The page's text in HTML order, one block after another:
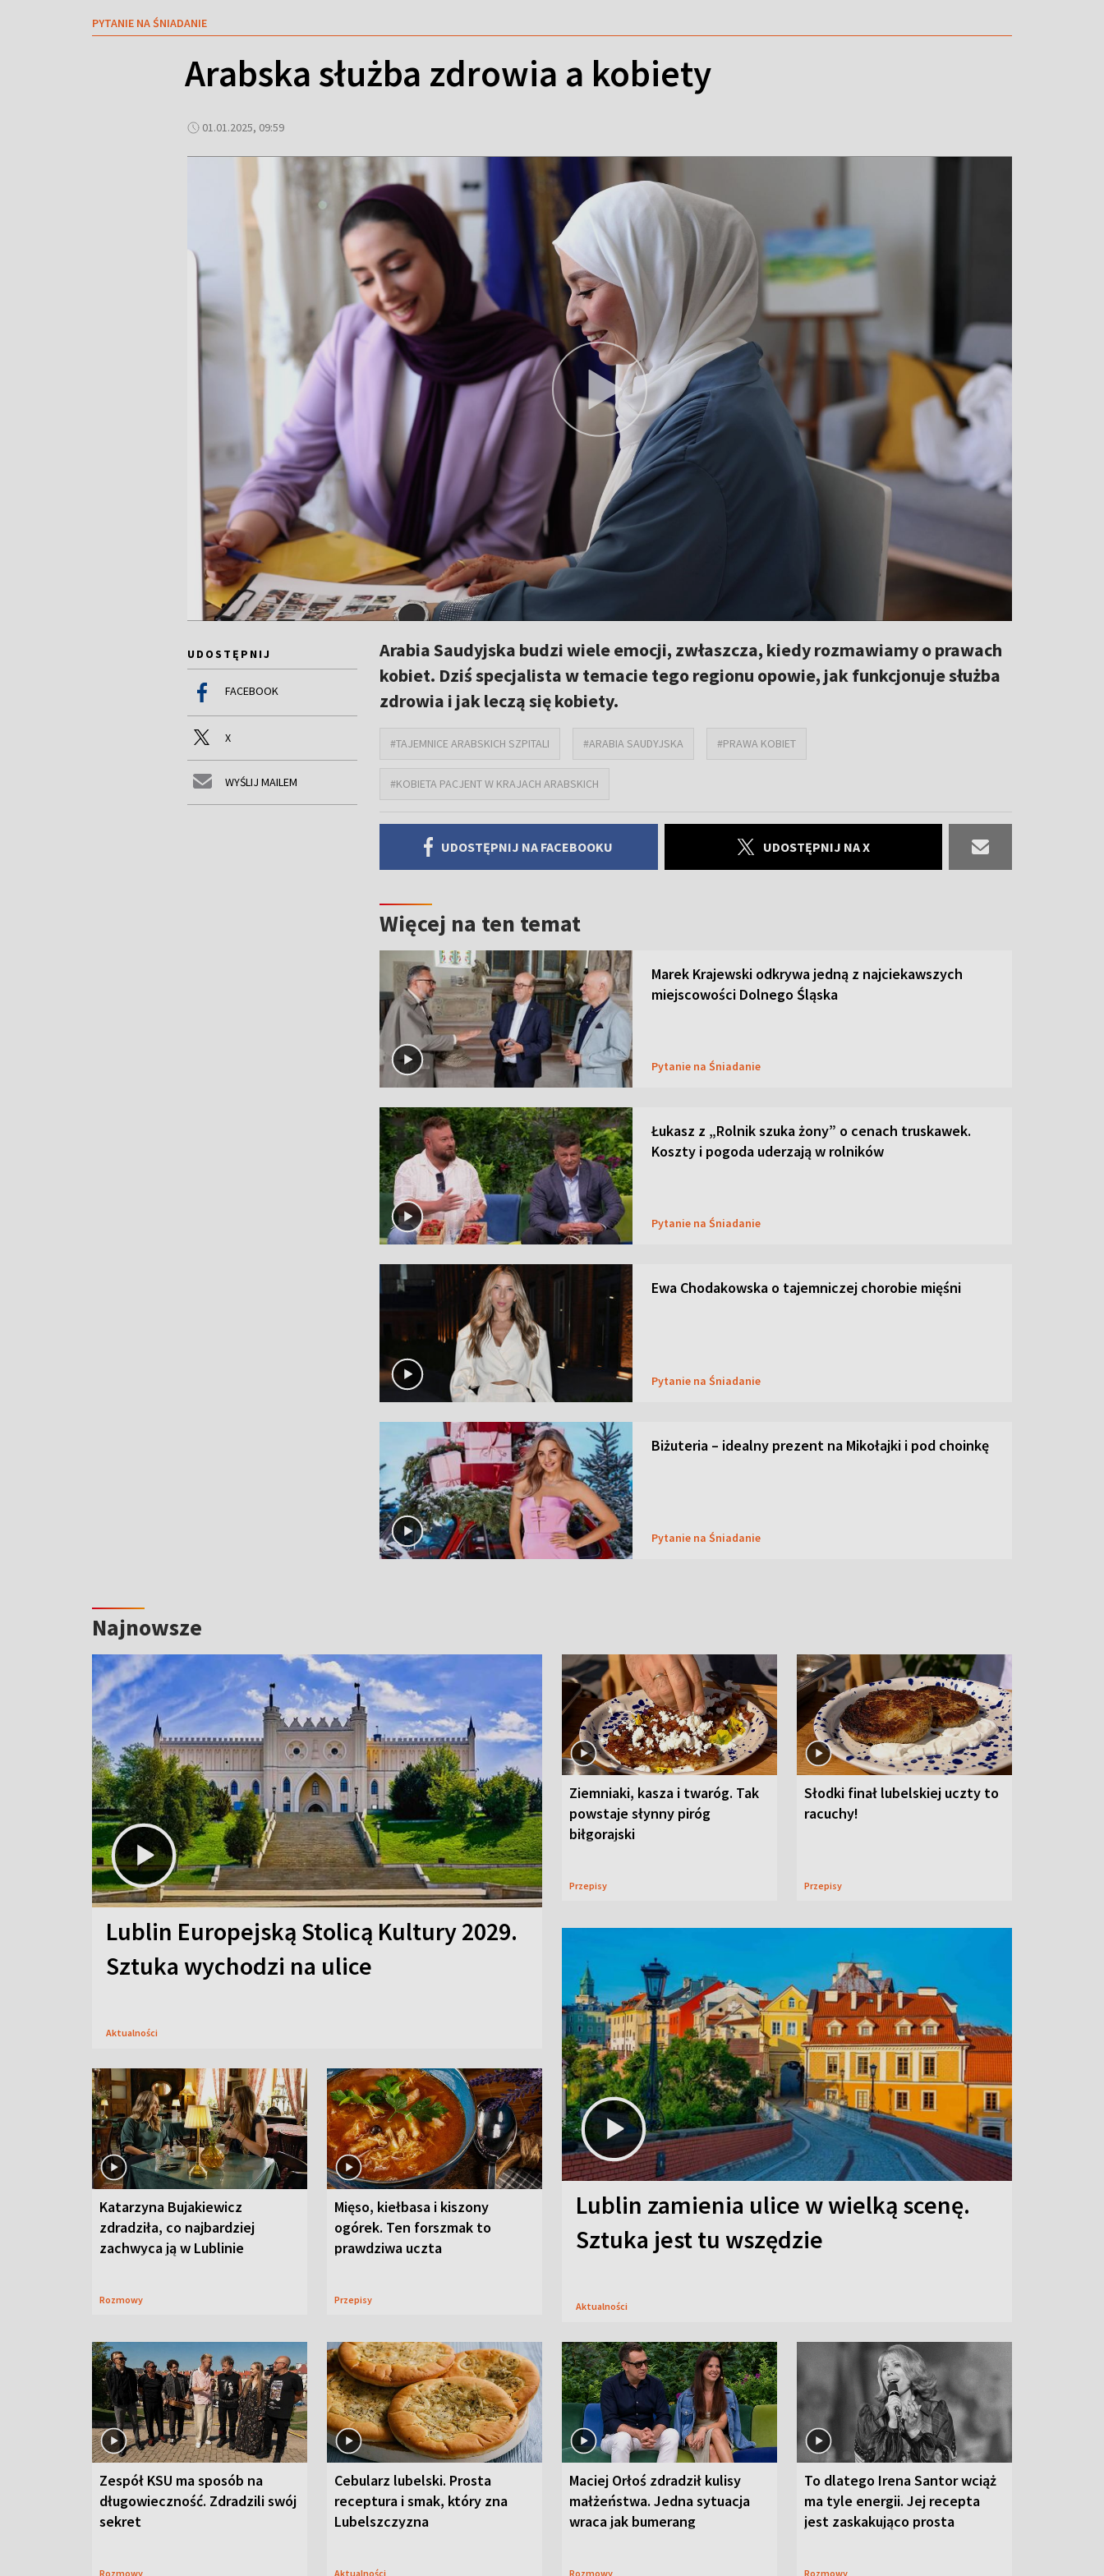
PYTANIE NA ŚNIADANIE
Arabska służba zdrowia a kobiety
01.01.2025, 09:59
UDOSTĘPNIJ
FACEBOOK
X
WYŚLIJ MAILEM
Arabia Saudyjska budzi wiele emocji, zwłaszcza, kiedy rozmawiamy o prawach
kobiet. Dziś specjalista w temacie tego regionu opowie, jak funkcjonuje służba
zdrowia i jak leczą się kobiety.
#TAJEMNICE ARABSKICH SZPITALI #ARABIA SAUDYJSKA #PRAWA KOBIET
#KOBIETA PACJENT W KRAJACH ARABSKICH
UDOSTĘPNIJ NA FACEBOOKU UDOSTĘPNIJ NA X
Więcej na ten temat
Marek Krajewski odkrywa jedną z najciekawszych
miejscowości Dolnego Śląska
Pytanie na Śniadanie
Łukasz z „Rolnik szuka żony” o cenach truskawek.
Koszty i pogoda uderzają w rolników
Pytanie na Śniadanie
Ewa Chodakowska o tajemniczej chorobie mięśni
Pytanie na Śniadanie
Biżuteria – idealny prezent na Mikołajki i pod choinkę
Pytanie na Śniadanie
Najnowsze
Lublin Europejską Stolicą Kultury 2029.
Sztuka wychodzi na ulice
Aktualności
Ziemniaki, kasza i twaróg. Tak
powstaje słynny piróg
biłgorajski
Przepisy
Słodki finał lubelskiej uczty to
racuchy!
Przepisy
Katarzyna Bujakiewicz
zdradziła, co najbardziej
zachwyca ją w Lublinie
Rozmowy
Mięso, kiełbasa i kiszony
ogórek. Ten forszmak to
prawdziwa uczta
Przepisy
Lublin zamienia ulice w wielką scenę.
Sztuka jest tu wszędzie
Aktualności
Zespół KSU ma sposób na
długowieczność. Zdradzili swój
sekret
Rozmowy
Cebularz lubelski. Prosta
receptura i smak, który zna
Lubelszczyzna
Aktualności
Maciej Orłoś zdradził kulisy
małżeństwa. Jedna sytuacja
wraca jak bumerang
Rozmowy
To dlatego Irena Santor wciąż
ma tyle energii. Jej recepta
jest zaskakująco prosta
Rozmowy